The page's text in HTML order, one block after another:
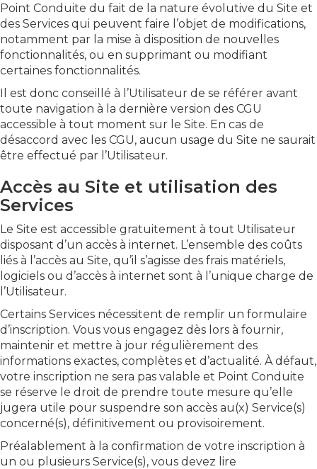
Point Conduite du fait de la nature évolutive du Site et
des Services qui peuvent faire l’objet de modifications,
notamment par la mise à disposition de nouvelles
fonctionnalités, ou en supprimant ou modifiant
certaines fonctionnalités.
Il est donc conseillé à l’Utilisateur de se référer avant
toute navigation à la dernière version des CGU
accessible à tout moment sur le Site. En cas de
désaccord avec les CGU, aucun usage du Site ne saurait
être effectué par l’Utilisateur.
Accès au Site et utilisation des
Services
Le Site est accessible gratuitement à tout Utilisateur
disposant d’un accès à internet. L’ensemble des coûts
liés à l’accès au Site, qu’il s’agisse des frais matériels,
logiciels ou d’accès à internet sont à l’unique charge de
l’Utilisateur.
Certains Services nécessitent de remplir un formulaire
d’inscription. Vous vous engagez dès lors à fournir,
maintenir et mettre à jour régulièrement des
informations exactes, complètes et d’actualité. À défaut,
votre inscription ne sera pas valable et Point Conduite
se réserve le droit de prendre toute mesure qu’elle
jugera utile pour suspendre son accès au(x) Service(s)
concerné(s), définitivement ou provisoirement.
Préalablement à la confirmation de votre inscription à
un ou plusieurs Service(s), vous devez lire